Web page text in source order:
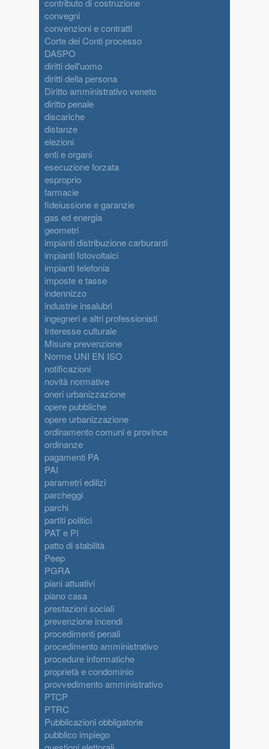
contributo di costruzione
convegni
convenzioni e contratti
Corte dei Conti processo
DASPO
diritti dell'uomo
diritti della persona
Diritto amministrativo veneto
diritto penale
discariche
distanze
elezioni
enti e organi
esecuzione forzata
esproprio
farmacie
fideiussione e garanzie
gas ed energia
geometri
impianti distribuzione carburanti
impianti fotovoltaici
impianti telefonia
imposte e tasse
indennizzo
industrie insalubri
ingegneri e altri professionisti
Interesse culturale
Misure prevenzione
Norme UNI EN ISO
notificazioni
novità normative
oneri urbanizzazione
opere pubbliche
opere urbanizzazione
ordinamento comuni e province
ordinanze
pagamenti PA
PAI
parametri edilizi
parcheggi
parchi
partiti politici
PAT e PI
patto di stabilità
Peep
PGRA
piani attuativi
piano casa
prestazioni sociali
prevenzione incendi
procedimenti penali
procedimento amministrativo
procedure informatiche
proprietà e condominio
provvedimento amministrativo
PTCP
PTRC
Pubblicazioni obbligatorie
pubblico impiego